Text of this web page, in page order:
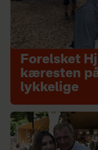
Forelsket
kæresten
lykkelige